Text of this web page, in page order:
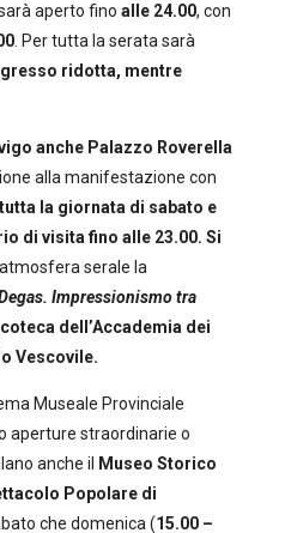
sarà aperto fino alle 24.00, con
. Per tutta la serata sarà
ridotta, mentre
anche Palazzo Roverella
alla manifestazione con
la giornata di sabato e
di visita fino alle 23.00. Si
serale la
Impressionismo tra
dell’Accademia dei
Vescovile.
Museale Provinciale
aperture straordinarie o
anche il
Museo Storico
Popolare di
che domenica (15.00 –